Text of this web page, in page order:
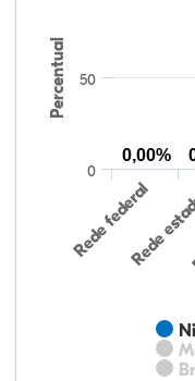
Percentual
Rede federal
Rede
0
50
0,00%